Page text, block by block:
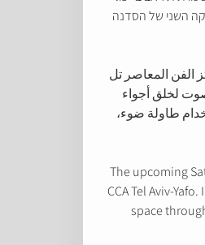
השני של הסדנה
الفن المعاصر تل
لخلق أجواء
طاولة ضوء،
The upcoming
CCA Tel Aviv-
space